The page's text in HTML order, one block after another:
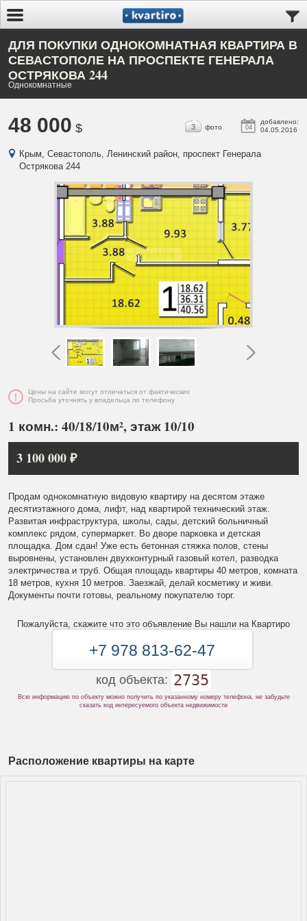
ДЛЯ ПОКУПКИ ОДНОКОМНАТНАЯ КВАРТИРА В
СЕВАСТОПОЛЕ НА ПРОСПЕКТЕ ГЕНЕРАЛА
ОСТРЯКОВА 244
Однокомнатные
48 000 $ 04
добавлено:
04.05.2016
3 фото
Крым, Севастополь, Ленинский район, проспект Генерала
Острякова 244
Цены на сайте могут отличаться от фактических
Просьба уточнять у владельца по телефону
1 комн.: 40/18/10м², этаж 10/10
3 100 000 ₽
Продам однокомнатную видовую квартиру на десятом этаже
десятиэтажного дома, лифт, над квартирой технический этаж.
Развитая инфраструктура, школы, сады, детский больничный
комплекс рядом, супермаркет. Во дворе парковка и детская
площадка. Дом сдан! Уже есть бетонная стяжка полов, стены
выровнены, установлен двухконтурный газовый котел, разводка
электричества и труб. Общая площадь квартиры 40 метров, комната
18 метров, кухня 10 метров. Заезжай, делай косметику и живи.
Документы почти готовы, реальному покупателю торг.
Пожалуйста, скажите что это объявление Вы нашли на Квартиро
+7 978 813-62-47
код объекта: 2735
Всю информацию по объекту можно получить по указанному номеру телефона, не забудьте
сказать код интересуемого объекта недвижимости
Расположение квартиры на карте